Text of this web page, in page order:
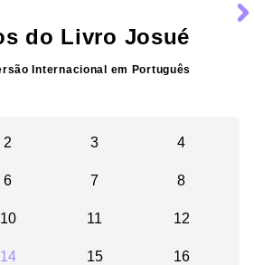
do Livro Josué
Internacional em Português
2 3 4
6 7 8
10 11 12
14 15 16